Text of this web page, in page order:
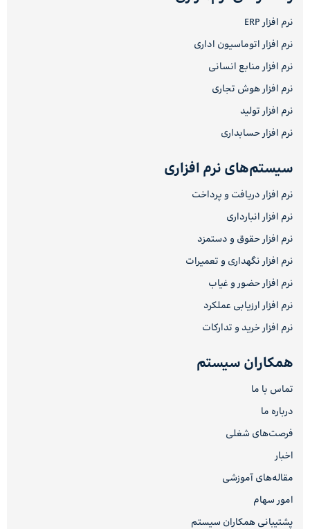
نرم افزار ERP
نرم افزار اتوماسیون اداری
نرم افزار منابع انسانی
نرم افزار هوش تجاری
نرم افزار تولید
نرم افزار حسابداری
سیستم‌های نرم افزاری
نرم افزار دریافت و پرداخت
نرم افزار انبارداری
نرم افزار حقوق و دستمزد
نرم افزار نگهداری و تعمیرات
نرم افزار حضور و غیاب
نرم افزار ارزیابی عملکرد
نرم افزار خرید و تدارکات
همکاران سیستم
تماس با ما
درباره ما
فرصت‌های شغلی
اخبار
مقاله‌های آموزشی
امور سهام
پشتیبانی همکاران سیستم